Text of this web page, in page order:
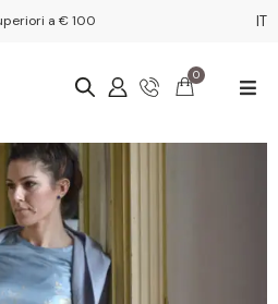
a € 100 IT
0